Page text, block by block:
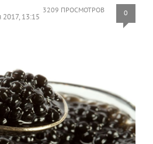
3209 ПРОСМОТРОВ 0
13:15